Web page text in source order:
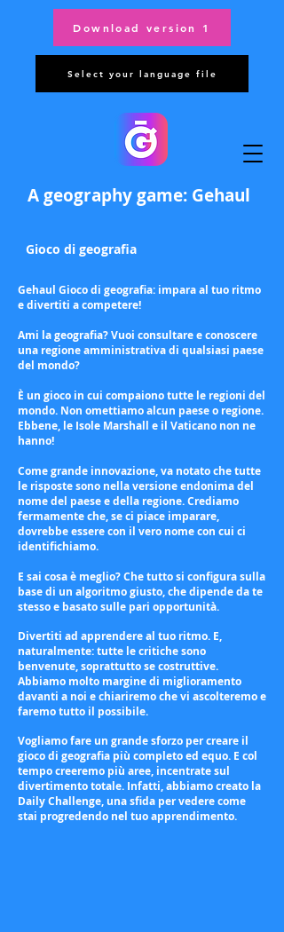
A geography game: Gehaul
Download version 1
Select your language file
Gioco di geografia
Gehaul Gioco di geografia: impara al tuo ritmo
e divertiti a competere!
Ami la geografia? Vuoi consultare e conoscere
una regione amministrativa di qualsiasi paese
del mondo?
È un gioco in cui compaiono tutte le regioni del
mondo. Non omettiamo alcun paese o regione.
Ebbene, le Isole Marshall e il Vaticano non ne
hanno!
Come grande innovazione, va notato che tutte
le risposte sono nella versione endonima del
nome del paese e della regione. Crediamo
fermamente che, se ci piace imparare,
dovrebbe essere con il vero nome con cui ci
identifichiamo.
E sai cosa è meglio? Che tutto si configura sulla
base di un algoritmo giusto, che dipende da te
stesso e basato sulle pari opportunità.
Divertiti ad apprendere al tuo ritmo. E,
naturalmente: tutte le critiche sono
benvenute, soprattutto se costruttive.
Abbiamo molto margine di miglioramento
davanti a noi e chiariremo che vi ascolteremo e
faremo tutto il possibile.
Vogliamo fare un grande sforzo per creare il
gioco di geografia più completo ed equo. E col
tempo creeremo più aree, incentrate sul
divertimento totale. Infatti, abbiamo creato la
Daily Challenge, una sfida per vedere come
stai progredendo nel tuo apprendimento.